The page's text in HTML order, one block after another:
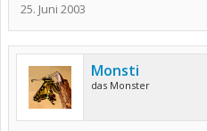
25. Juni 2003
Monsti
das Monster